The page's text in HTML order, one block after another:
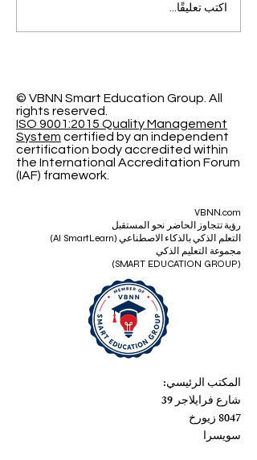
التميز الأكاديمي العالمي: افتح
آفاقاً جديدة مع الجامعة
اكتب تعليقًا...
© VBNN Smart Education Group. All
rights reserved.
ISO 9001:2015 Quality Management
System certified by an independent
certification body accredited within
the International Accreditation Forum
(IAF) framework.
VBNN.com
رؤية تتجاوز الحاضر نحو المستقبل
التعلم الذكي بالذكاء الاصطناعي (AI SmartLearn)
مجموعة التعليم الذكي
(SMART EDUCATION GROUP)
المكتب الرئيسي:
شارع فرايلاجر 39
8047 زيورخ
سويسرا